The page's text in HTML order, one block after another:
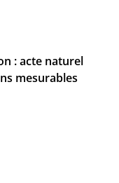
: acte naturel
mesurables